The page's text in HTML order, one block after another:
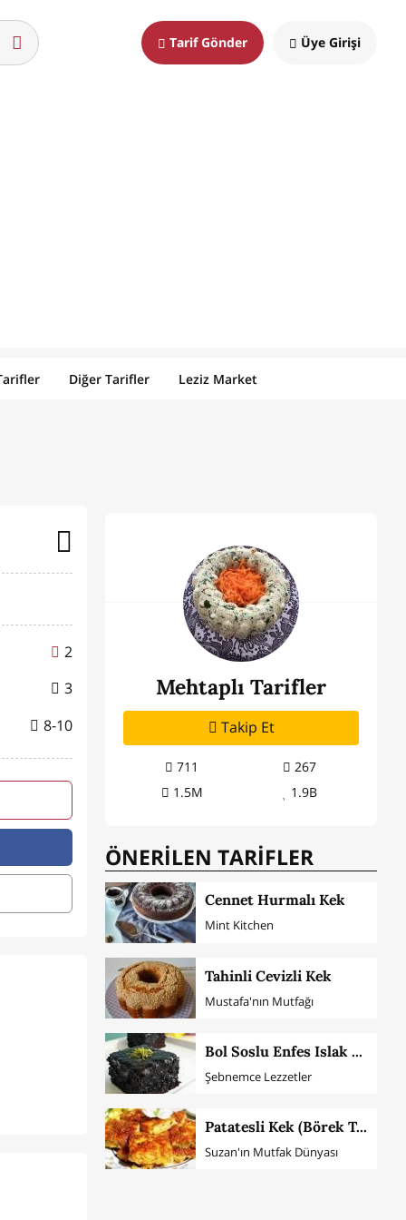
Tarif Gönder Üye Girişi
Diğer Tarifler Leziz Market
2
3
8-10
Mehtaplı Tarifler
Takip Et
711
267
1.5M
1.9B
ÖNERİLEN TARİFLER
Cennet Hurmalı Kek
Mint Kitchen
Tahinli Cevizli Kek
Mustafa'nın Mutfağı
Bol Soslu Enfes Islak Kek
Şebnemce Lezzetler
Patatesli Kek (Börek Tadında)
Suzan'ın Mutfak Dünyası